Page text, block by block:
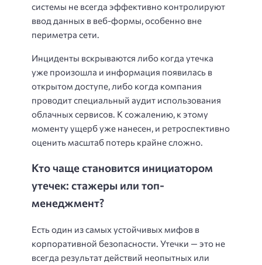
системы не всегда эффективно контролируют
ввод данных в веб-формы, особенно вне
периметра сети.
Инциденты вскрываются либо когда утечка
уже произошла и информация появилась в
открытом доступе, либо когда компания
проводит специальный аудит использования
облачных сервисов. К сожалению, к этому
моменту ущерб уже нанесен, и ретроспективно
оценить масштаб потерь крайне сложно.
Кто чаще становится инициатором
утечек: стажеры или топ-
менеджмент?
Есть один из самых устойчивых мифов в
корпоративной безопасности. Утечки — это не
всегда результат действий неопытных или